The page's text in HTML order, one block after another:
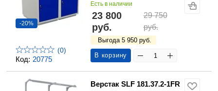
Код: 20775
-20%
(0)
Есть в наличии
23 800
руб.
29 750
руб.
Выгода 5 950 руб.
В корзину
Верстак SLF 181.37.2-1FR